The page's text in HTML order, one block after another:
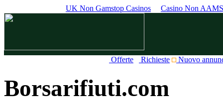
UK Non Gamstop Casinos Casino Non AAMS
Offerte Richieste Nuovo
Borsarifiuti.com